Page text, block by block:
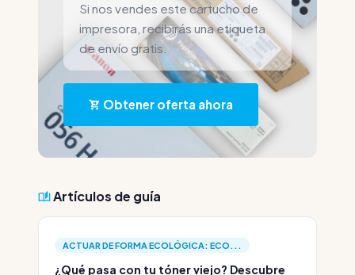
Si nos vendes este cartucho de
impresora, recibirás una etiqueta
de envío gratis.
Obtener oferta ahora
Artículos de guía
ACTUAR DE FORMA ECOLÓGICA: ECO...
¿Qué pasa con tu tóner viejo? Descubre